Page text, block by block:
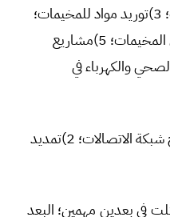
داخل المخيمات؛ 3)توريد مواد للمخيمات؛
4)إنارة الطرق في المخيمات؛ 5)مشاريع
والكهرباء في
1)ترميم وإصلاح شبكة الاتصالات؛ 2)تمديد
في بعدين مهمين؛ البعد